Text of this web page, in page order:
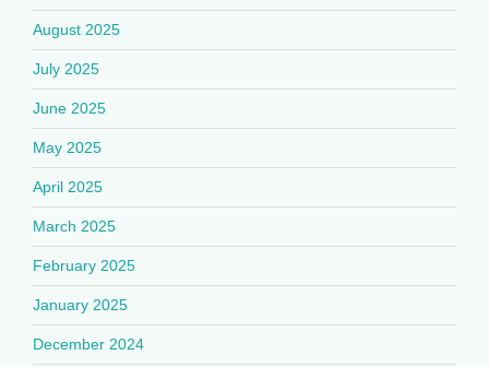
August 2025
July 2025
June 2025
May 2025
April 2025
March 2025
February 2025
January 2025
December 2024